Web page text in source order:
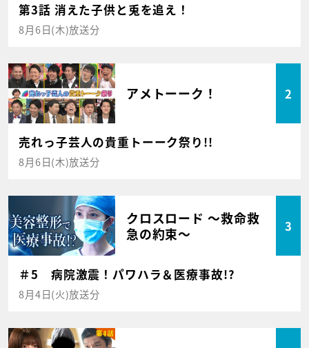
第3話 消えた子供と兎を追え！
8月6日(木)放送分
アメトーーク！ 2
売れっ子芸人の貴重トーーク祭り!!
8月6日(木)放送分
クロスロード ～救命救
急の約束～
3
＃5 病院激震！パワハラ＆医療事故!?
8月4日(火)放送分